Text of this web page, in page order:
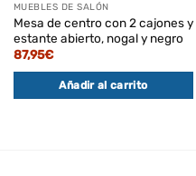
MUEBLES DE SALÓN
Mesa de centro con 2 cajones y
estante abierto, nogal y negro
87,95€
Añadir al carrito